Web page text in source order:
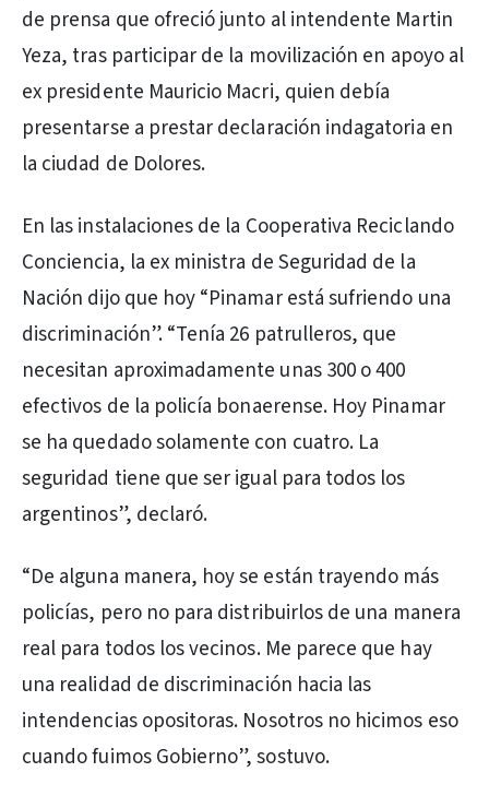
de prensa que ofreció junto al intendente Martin
Yeza, tras participar de la movilización en apoyo al
ex presidente Mauricio Macri, quien debía
presentarse a prestar declaración indagatoria en
la ciudad de Dolores.
En las instalaciones de la Cooperativa Reciclando
Conciencia, la ex ministra de Seguridad de la
Nación dijo que hoy “Pinamar está sufriendo una
discriminación”. “Tenía 26 patrulleros, que
necesitan aproximadamente unas 300 o 400
efectivos de la policía bonaerense. Hoy Pinamar
se ha quedado solamente con cuatro. La
seguridad tiene que ser igual para todos los
argentinos”, declaró.
“De alguna manera, hoy se están trayendo más
policías, pero no para distribuirlos de una manera
real para todos los vecinos. Me parece que hay
una realidad de discriminación hacia las
intendencias opositoras. Nosotros no hicimos eso
cuando fuimos Gobierno”, sostuvo.